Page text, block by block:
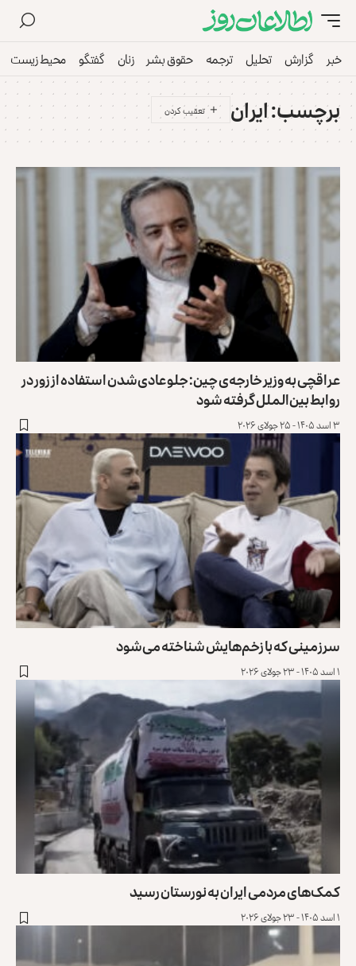
خبر گزارش تحلیل ترجمه حقوق بشر زنان گفتگو محیط زیست
برچسب:ایران
عراقچی به وزیر خارجه‌ی چین: جلو عادی‌شدن استفاده از زور در
روابط بین‌الملل گرفته شود
۳ اسد ۱۴۰۵ - ۲۵ جولای ۲۰۲۶
سرزمینی که با زخم‌هایش شناخته می‌شود
۱ اسد ۱۴۰۵ - ۲۳ جولای ۲۰۲۶
کمک‌های مردمی ایران به نورستان رسید
۱ اسد ۱۴۰۵ - ۲۳ جولای ۲۰۲۶